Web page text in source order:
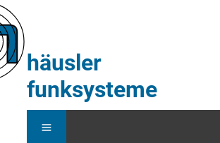
häusler
funksysteme